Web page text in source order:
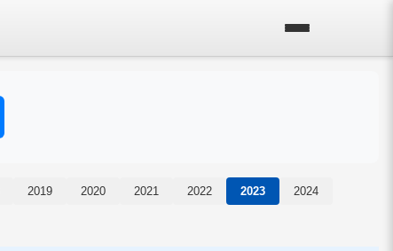
2019 2020 2021 2022 2023 2024